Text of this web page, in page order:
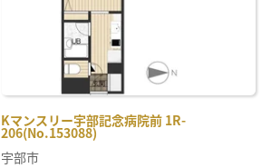
Kマンスリー宇部記念病院前 1R-
206(No.153088)
宇部市